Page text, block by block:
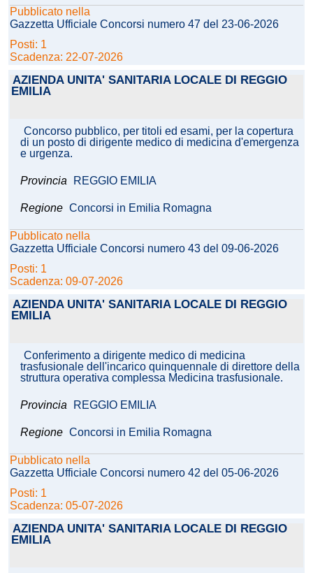
Pubblicato nella
Gazzetta Ufficiale Concorsi numero 47 del 23-06-2026
Posti: 1
Scadenza: 22-07-2026
AZIENDA UNITA' SANITARIA LOCALE DI REGGIO
EMILIA
Concorso pubblico, per titoli ed esami, per la copertura
di un posto di dirigente medico di medicina d'emergenza
e urgenza.
Provincia REGGIO EMILIA
Regione Concorsi in Emilia Romagna
Pubblicato nella
Gazzetta Ufficiale Concorsi numero 43 del 09-06-2026
Posti: 1
Scadenza: 09-07-2026
AZIENDA UNITA' SANITARIA LOCALE DI REGGIO
EMILIA
Conferimento a dirigente medico di medicina
trasfusionale dell'incarico quinquennale di direttore della
struttura operativa complessa Medicina trasfusionale.
Provincia REGGIO EMILIA
Regione Concorsi in Emilia Romagna
Pubblicato nella
Gazzetta Ufficiale Concorsi numero 42 del 05-06-2026
Posti: 1
Scadenza: 05-07-2026
AZIENDA UNITA' SANITARIA LOCALE DI REGGIO
EMILIA